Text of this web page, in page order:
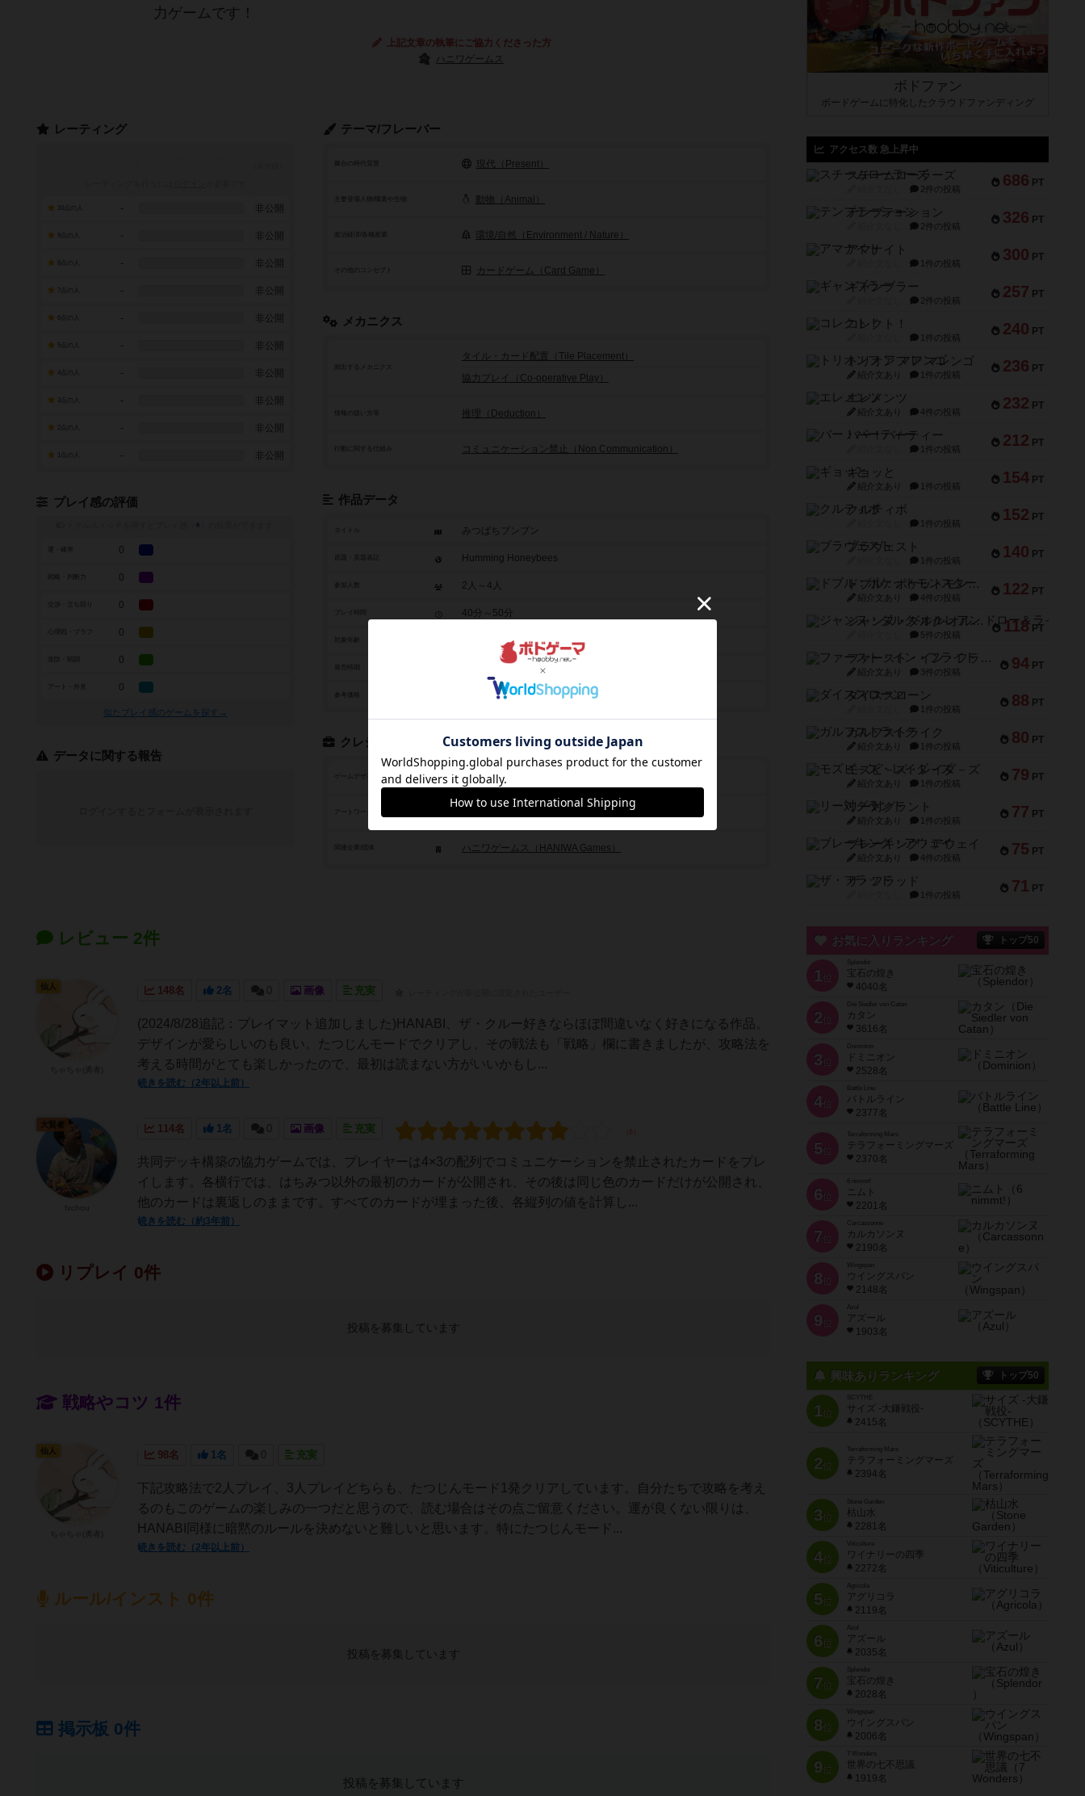
力ゲームです！
上記文章の執筆にご協力くださった方
ハニワゲームス
テーマ/フレーバー
舞台の時代背景 現代（Present）
動物（Animal）
政治経済/各種産業 環境/自然（Environment / Nature）
その他のコンセプト カードゲーム（Card Game）
メカニクス
頻出するメカニクス
タイル・カード配置（Tile Placement）
協力プレイ（Co-operative Play）
推理（Deduction）
行動に関する仕組み コミュニケーション禁止（Non Communication）
作品データ
タイトル みつばちブンブン
Humming Honeybees
参加人数 2人～4人
40分～50分
参考価格 2,000円
クレジット
ゲームデザイン R. Fujiwara
ハニワゲームス（HANIWA Games）
レーティング
- 非公開
- 非公開
- 非公開
7点の人 - 非公開
- 非公開
- 非公開
- 非公開
- 非公開
- 非公開
- 非公開
プレイ感の評価
※
0
戦略・判断力 0
0
0
0
アート・外見 0
似たプレイ感のゲームを探す→
データに関する報告
レビュー 2件
148名 2名 0 画像 充実
(2024/8/28追記：プレイマット追加しました)HANABI、ザ・クルー好きならほぼ間違いなく好きになる作品。
デザインが愛らしいのも良い。たつじんモードでクリアし、その戦法も「戦略」欄に書きましたが、攻略法を
考える時間がとても楽しかったので、最初は読まない方がいいかもし...
続きを読む（2年以上前）
仙人
114名 1名 0 画像 充実
共同デッキ構築の協力ゲームでは、プレイヤーは4×3の配列でコミュニケーションを禁止されたカードをプレ
イします。各横行では、はちみつ以外の最初のカードが公開され、その後は同じ色のカードだけが公開され、
他のカードは裏返しのままです。すべてのカードが埋まった後、各縦列の値を計算し...
続きを読む（約3年前）
大賢者
リプレイ 0件
投稿を募集しています
戦略やコツ 1件
98名 1名 0 充実
下記攻略法で2人プレイ、3人プレイどちらも、たつじんモード1発クリアしています。自分たちで攻略を考え
るのもこのゲームの楽しみの一つだと思うので、読む場合はその点ご留意ください。運が良くない限りは、
HANABI同様に暗黙のルールを決めないと難しいと思います。特にたつじんモード...
続きを読む（2年以上前）
仙人
ルール/インスト 0件
投稿を募集しています
掲示板 0件
投稿を募集しています
ボドファン
ボードゲームに特化したクラウドファンディング
アクセス数 急上昇中
686 PT
スチームローラーズ
2件の投稿
326 PT
テンプテーション
2件の投稿
300 PT
アマナイト
1件の投稿
257 PT
ギャンブラー
2件の投稿
240 PT
コレクト！
1件の投稿
236 PT
トリオンフ ア マレンゴ
紹介文あり 1件の投稿
232 PT
エレメンツ
紹介文あり 4件の投稿
212 PT
バー！パーティー
1件の投稿
154 PT
ギョッと
紹介文あり 1件の投稿
152 PT
クルティボ
1件の投稿
140 PT
ブラヴェスト
1件の投稿
122 PT
ドブル：ポケットモンスター
紹介文あり 4件の投稿
118 PT
ジャンヌ・ダルク-オルレアン ドロー＆ライト
5件の投稿
94 PT
ファースト・イン・フライト
紹介文あり 3件の投稿
88 PT
ダイススローン
1件の投稿
80 PT
ガルフストライク
紹介文あり 1件の投稿
79 PT
モズビ－ズ・レイダ－ズ
紹介文あり 1件の投稿
77 PT
リー対グラント
紹介文あり 1件の投稿
75 PT
ブレーキング・アウェイ
紹介文あり 4件の投稿
71 PT
ザ・フラッド
1件の投稿
お気に入りランキング トップ50
1 位
宝石の煌き
4040名
2 位
Die Siedler von Catan
カタン
3616名
3 位
ドミニオン
2528名
4位
Battle Line
バトルライン
2377名
5 位
Terraforming Mars
テラフォーミングマーズ
2370名
6 位
ニムト
2201名
7 位
Carcassonne
カルカソンヌ
2190名
8 位
Wingspan
ウイングスパン
2148名
9 位
Azul
アズール
1903名
興味ありランキング トップ50
1位
SCYTHE
サイズ -大鎌戦役-
2415名
2位
Terraforming Mars
テラフォーミングマーズ
2394名
3位
Stone Garden
枯山水
2281名
4位
Viticulture
ワイナリーの四季
2272名
5位
Agricola
アグリコラ
2119名
6位
Azul
アズール
2035名
7位
宝石の煌き
2028名
8位
Wingspan
ウイングスパン
2006名
9位
7 Wonders
世界の七不思議
1919名